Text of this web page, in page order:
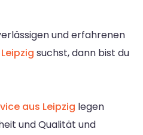
und erfahrenen
suchst, dann bist du
aus Leipzig legen
und Qualität und